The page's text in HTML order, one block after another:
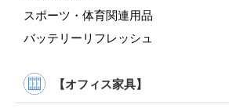
スポーツ・体育関連用品
バッテリーリフレッシュ
【オフィス家具】